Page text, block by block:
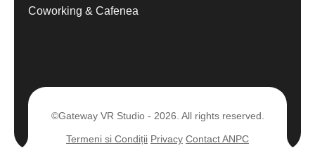
Coworking & Cafenea
©Gateway VR Studio - 2026. All rights reserved.
Termeni si Condiții Privacy Contact ANPC